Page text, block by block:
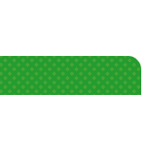
って開催時間が異なる
０～１６：００ （１２：
ェルネス科 初めてさん